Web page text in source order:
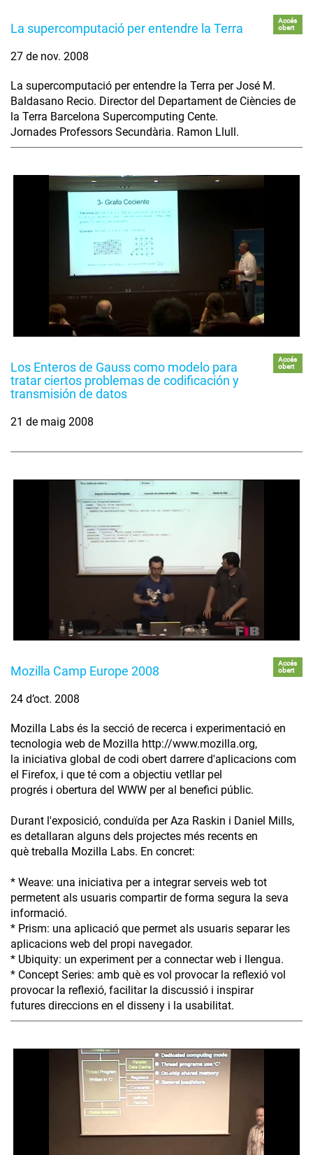
La supercomputació per entendre la Terra
Accés
obert
27 de nov. 2008
La supercomputació per entendre la Terra per José M.
Baldasano Recio. Director del Departament de Ciències de
la Terra Barcelona Supercomputing Cente.
Jornades Professors Secundària. Ramon Llull.
Los Enteros de Gauss como modelo para
tratar ciertos problemas de codificación y
transmisión de datos
Accés
obert
21 de maig 2008
Mozilla Camp Europe 2008
Accés
obert
24 d’oct. 2008
Mozilla Labs és la secció de recerca i experimentació en
tecnologia web de Mozilla http://www.mozilla.org,
la iniciativa global de codi obert darrere d'aplicacions com
el Firefox, i que té com a objectiu vetllar pel
progrés i obertura del WWW per al benefici públic.
Durant l'exposició, conduïda per Aza Raskin i Daniel Mills,
es detallaran alguns dels projectes més recents en
què treballa Mozilla Labs. En concret:
* Weave: una iniciativa per a integrar serveis web tot
permetent als usuaris compartir de forma segura la seva
informació.
* Prism: una aplicació que permet als usuaris separar les
aplicacions web del propi navegador.
* Ubiquity: un experiment per a connectar web i llengua.
* Concept Series: amb què es vol provocar la reflexió vol
provocar la reflexió, facilitar la discussió i inspirar
futures direccions en el disseny i la usabilitat.